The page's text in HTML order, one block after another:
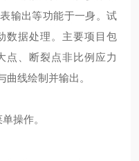
输出等功能于一身。试
数据处理。主要项目包
点、断裂点非比例应力
线绘制并输出。
操作。